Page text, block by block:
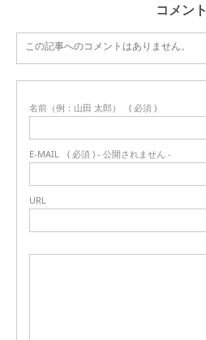
コメント
この記事へのコメントはありません。
名前（例：山田 太郎） ( 必須 )
E-MAIL ( 必須 ) - 公開されません -
URL